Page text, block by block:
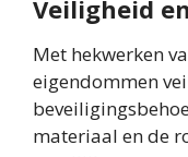
Veiligheid
Met hekwerken
eigendommen
materiaal en de